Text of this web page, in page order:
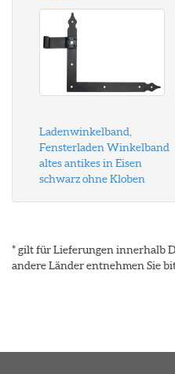
Ladenwinkelband,
Fensterladen Winkelband
altes antikes in Eisen
schwarz ohne Kloben
* gilt für Lieferungen innerhalb
andere Länder entnehmen Sie